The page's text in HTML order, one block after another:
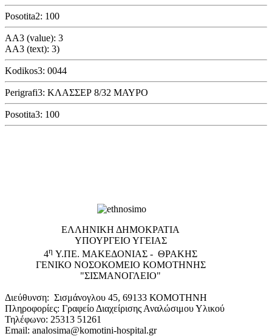
Posotita2: 100
AA3 (value): 3
AA3 (text): 3)
Kodikos3: 0044
Perigrafi3: ΚΛΑΣΣΕΡ 8/32 ΜΑΥΡΟ
Posotita3: 100
EΛΛΗΝΙΚΗ ΔΗΜΟΚΡΑΤΙΑ
ΥΠΟΥΡΓΕΙΟ ΥΓΕΙΑΣ
4η Υ.ΠΕ. ΜΑΚΕΔΟΝΙΑΣ - ΘΡΑΚΗΣ
ΓΕΝΙΚΟ NΟΣΟΚΟΜΕΙΟ ΚΟΜΟΤΗΝΗΣ
"ΣΙΣΜΑΝΟΓΛΕΙΟ"
Διεύθυνση: Σισμάνογλου 45, 69133 ΚΟΜΟΤΗΝΗ
Πληροφορίες: Γραφείο Διαχείρισης Αναλώσιμου Υλικού
Τηλέφωνο: 25313 51261
Email: analosima@komotini-hospital.gr